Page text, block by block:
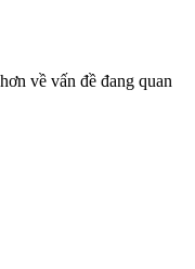
về vấn đề đang quan